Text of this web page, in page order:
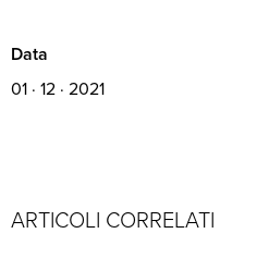
Data
01 · 12 · 2021
ARTICOLI CORRELATI